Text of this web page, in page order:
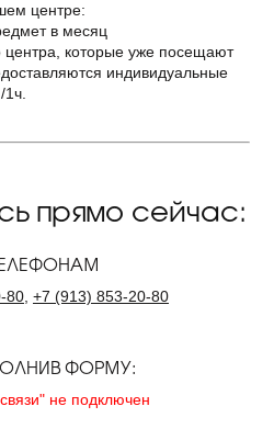
центре:
в месяц
центра, которые уже посещают
индивидуальные
прямо сейчас:
80 +7 (913) 853-20-80
ФОРМУ:
не подключен